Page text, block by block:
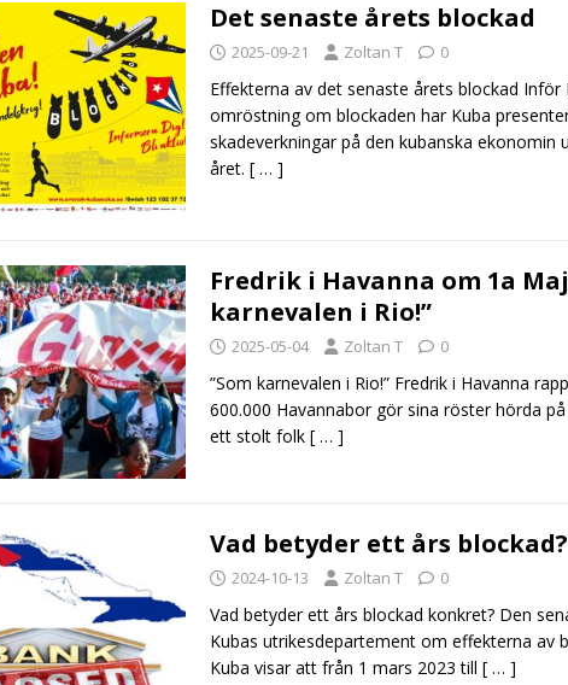
Det senaste årets blockad
2025-09-21 Zoltan T 0
Effekterna av det senaste årets blockad Inför
omröstning om blockaden har Kuba
skadeverkningar på den kubanska ekonomin
året. [ … ]
Fredrik i Havanna om 1a
karnevalen i Rio!”
2025-05-04 Zoltan T 0
”Som karnevalen i Rio!” Fredrik i Havanna
600.000 Havannabor gör sina röster hörda
ett stolt folk [ … ]
Vad betyder ett års blockad?
2024-10-13 Zoltan T 0
Vad betyder ett års blockad konkret? Den
Kubas utrikesdepartement om effekterna av
Kuba visar att från 1 mars 2023 till [ … ]